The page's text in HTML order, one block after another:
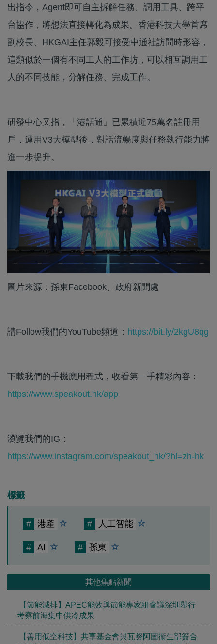
出指令，Agent即可自主拆解任務、調用工具、跨平
台協作，將想法直接轉化為成果。香港科技大學首席
副校長、HKGAI主任郭毅可接受中通社訪問時形容，
這類似於一個有不同工人的工作坊，可以相互調用工
人的不同技能，分解任務、完成工作。
研發中心又指，「港話通」已累積近75萬名註冊用
戶，運用V3大模型後，對話流暢度與任務執行能力將
進一步提升。
圖片來源：孫東Facebook、政府新聞處
請Follow我們的YouTube頻道： https://bit.ly/2kgU8qg
下載我們的手機應用程式，收看第一手精彩內容：
https://www.speakout.hk/app
瀏覽我們的IG：
https://www.instagram.com/speakout_hk/?hl=zh-hk
標籤
# 港產 # 人工智能
# AI # 孫東
其他焦點新聞
【節能減排】APEC能效與節能專家組會議深圳舉行
考察前海集中供冷成果
【善用低空科技】共享基金會與瓦努阿圖衞生部簽合